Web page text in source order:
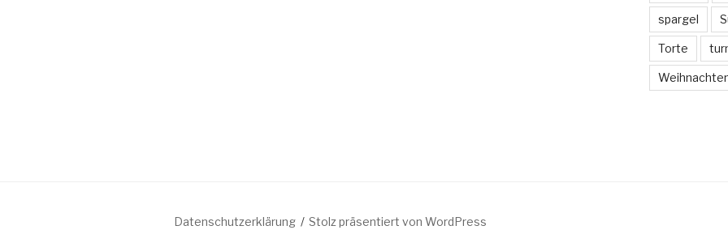
spargel
Torte
Datenschutzerklärung Stolz präsentiert von WordPress